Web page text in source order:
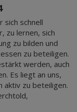
sich schnell
zu lernen, sich
zu bilden und
zu beteiligen.
werden, auch
Es liegt an uns,
aktiv zu beteiligen.